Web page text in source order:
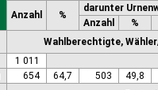
Anzahl %
darunter
Anzahl
%
Wahlberechtigte,
1 011
654 64,7 503
49,8